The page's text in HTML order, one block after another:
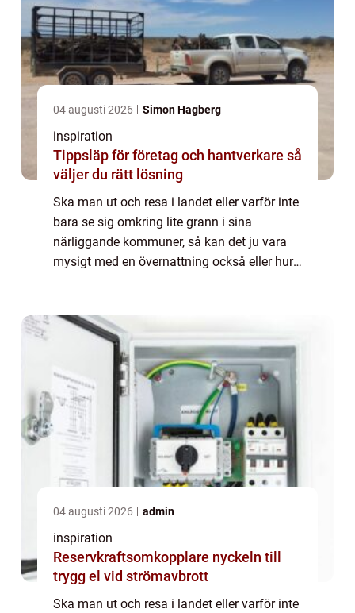
04 augusti 2026 Simon Hagberg
inspiration
Tippsläp för företag och hantverkare så
väljer du rätt lösning
Ska man ut och resa i landet eller varför inte
bara se sig omkring lite grann i sina
närliggande kommuner, så kan det ju vara
mysigt med en övernattning också eller hur?
04 augusti 2026 admin
inspiration
Reservkraftsomkopplare nyckeln till
trygg el vid strömavbrott
Ska man ut och resa i landet eller varför inte